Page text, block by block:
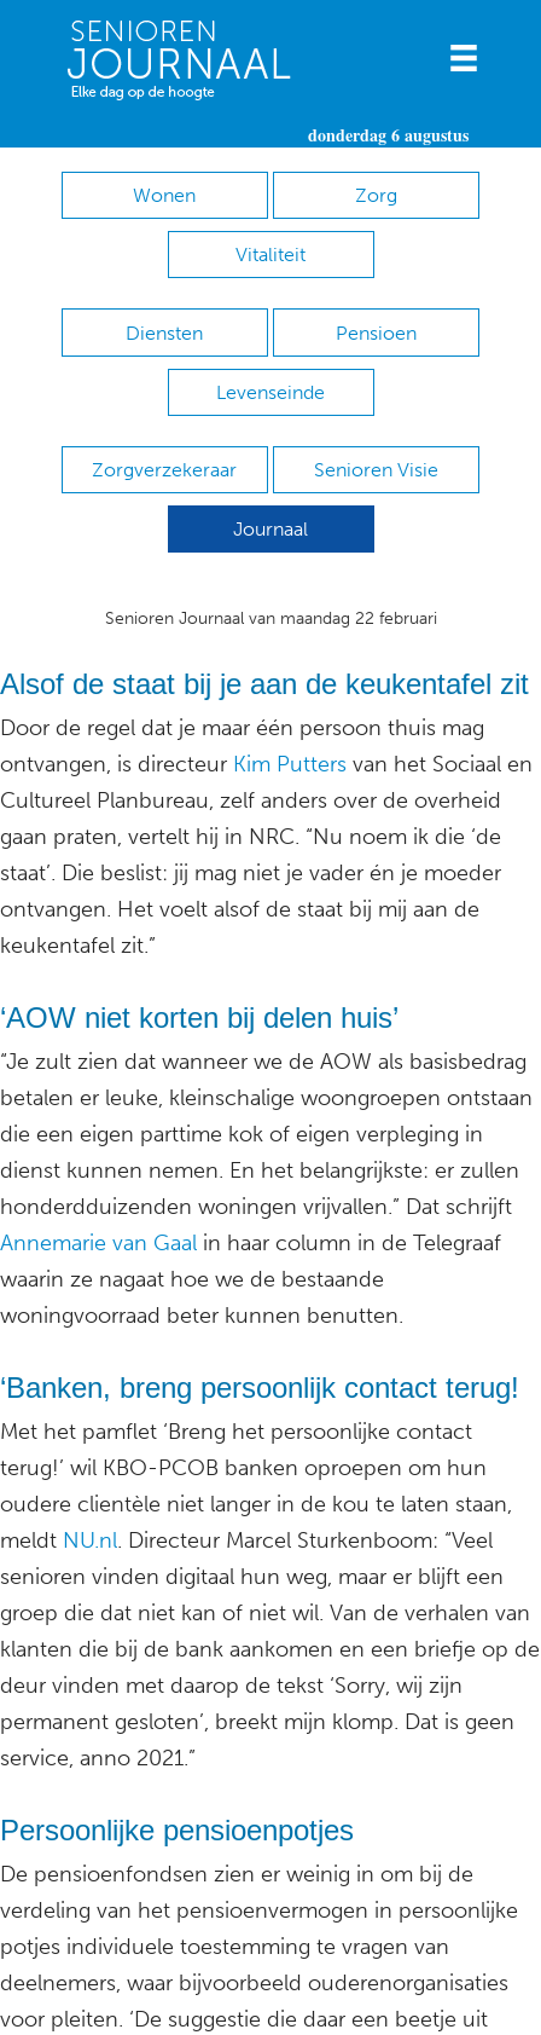
donderdag 6 augustus
Wonen Zorg
Vitaliteit
Diensten Pensioen
Levenseinde
Zorgverzekeraar Senioren Visie
Journaal
Senioren Journaal van maandag 22 februari
Alsof de staat bij je aan de keukentafel zit
Door de regel dat je maar één persoon thuis mag
ontvangen, is directeur Kim Putters van het Sociaal en
Cultureel Planbureau, zelf anders over de overheid
gaan praten, vertelt hij in NRC. “Nu noem ik die ‘de
staat’. Die beslist: jij mag niet je vader én je moeder
ontvangen. Het voelt alsof de staat bij mij aan de
keukentafel zit.”
‘AOW niet korten bij delen huis’
“Je zult zien dat wanneer we de AOW als basisbedrag
betalen er leuke, kleinschalige woongroepen ontstaan
die een eigen parttime kok of eigen verpleging in
dienst kunnen nemen. En het belangrijkste: er zullen
honderdduizenden woningen vrijvallen.” Dat schrijft
Annemarie van Gaal in haar column in de Telegraaf
waarin ze nagaat hoe we de bestaande
woningvoorraad beter kunnen benutten.
‘Banken, breng persoonlijk contact terug!
Met het pamflet ‘Breng het persoonlijke contact
terug!’ wil KBO-PCOB banken oproepen om hun
oudere clientèle niet langer in de kou te laten staan,
meldt NU.nl. Directeur Marcel Sturkenboom: “Veel
senioren vinden digitaal hun weg, maar er blijft een
groep die dat niet kan of niet wil. Van de verhalen van
klanten die bij de bank aankomen en een briefje op de
deur vinden met daarop de tekst ‘Sorry, wij zijn
permanent gesloten’, breekt mijn klomp. Dat is geen
service, anno 2021.”
Persoonlijke pensioenpotjes
De pensioenfondsen zien er weinig in om bij de
verdeling van het pensioenvermogen in persoonlijke
potjes individuele toestemming te vragen van
deelnemers, waar bijvoorbeeld ouderenorganisaties
voor pleiten. ‘De suggestie die daar een beetje uit